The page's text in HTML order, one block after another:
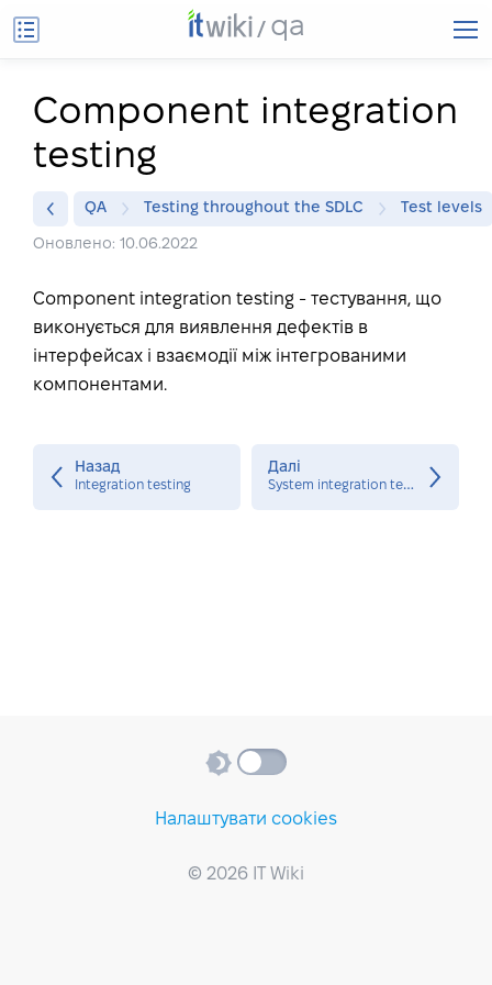
qa
Component integration
testing
QA Testing throughout the SDLC Test levels
Оновлено: 10.06.2022
Component integration testing - тестування, що
виконується для виявлення дефектів в
інтерфейсах і взаємодії між інтегрованими
компонентами.
Назад
Integration testing
Далі
S
ystem integration testing
Налаштувати cookies
© 2026 IT Wiki